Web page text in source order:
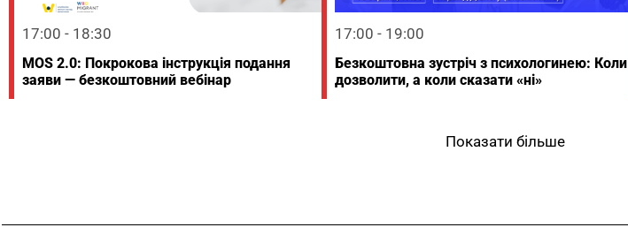
17:00 - 18:30
MOS 2.0: Покрокова інструкція подання
заяви — безкоштовний вебінар
17:00 - 19:00
Безкоштовна зустріч з психологинею: Коли
дозволити, а коли сказати «ні»
Показати більше